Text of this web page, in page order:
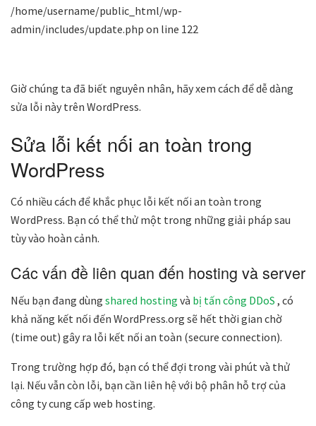
/home/username/public_html/wp-
admin/includes/update.php on line 122
Giờ chúng ta đã biết nguyên nhân, hãy xem cách để dễ dàng
sửa lỗi này trên WordPress.
Sửa lỗi kết nối an toàn trong
WordPress
Có nhiều cách để khắc phục lỗi kết nối an toàn trong
WordPress. Bạn có thể thử một trong những giải pháp sau
tùy vào hoàn cảnh.
Các vấn đề liên quan đến hosting và server
Nếu bạn đang dùng shared hosting và bị tấn công DDoS , có
khả năng kết nối đến WordPress.org sẽ hết thời gian chờ
(time out) gây ra lỗi kết nối an toàn (secure connection).
Trong trường hợp đó, bạn có thể đợi trong vài phút và thử
lại. Nếu vẫn còn lỗi, bạn cần liên hệ với bộ phân hỗ trợ của
công ty cung cấp web hosting.